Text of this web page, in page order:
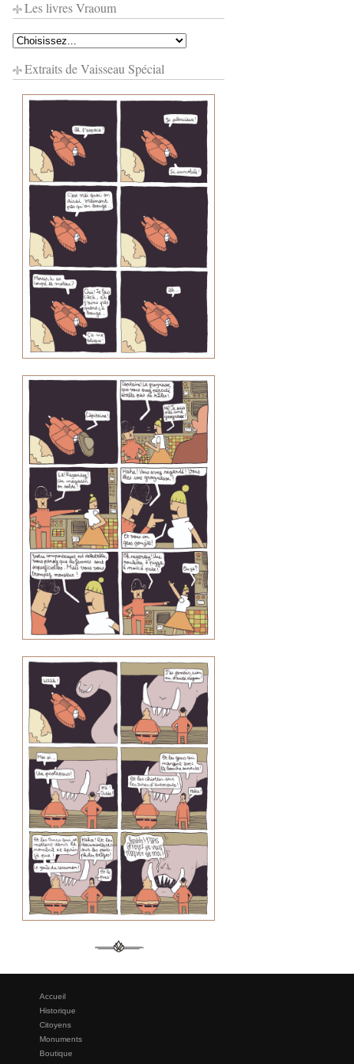
Les livres Vraoum
Extraits de Vaisseau Spécial
Accueil
Historique
Citoyens
Monuments
Boutique